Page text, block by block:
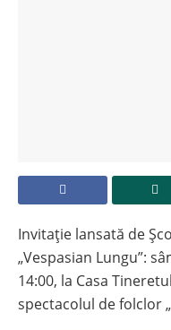
Invitație lansată de
„Vespasian Lungu”:
14:00, la Casa
spectacolul de folclor